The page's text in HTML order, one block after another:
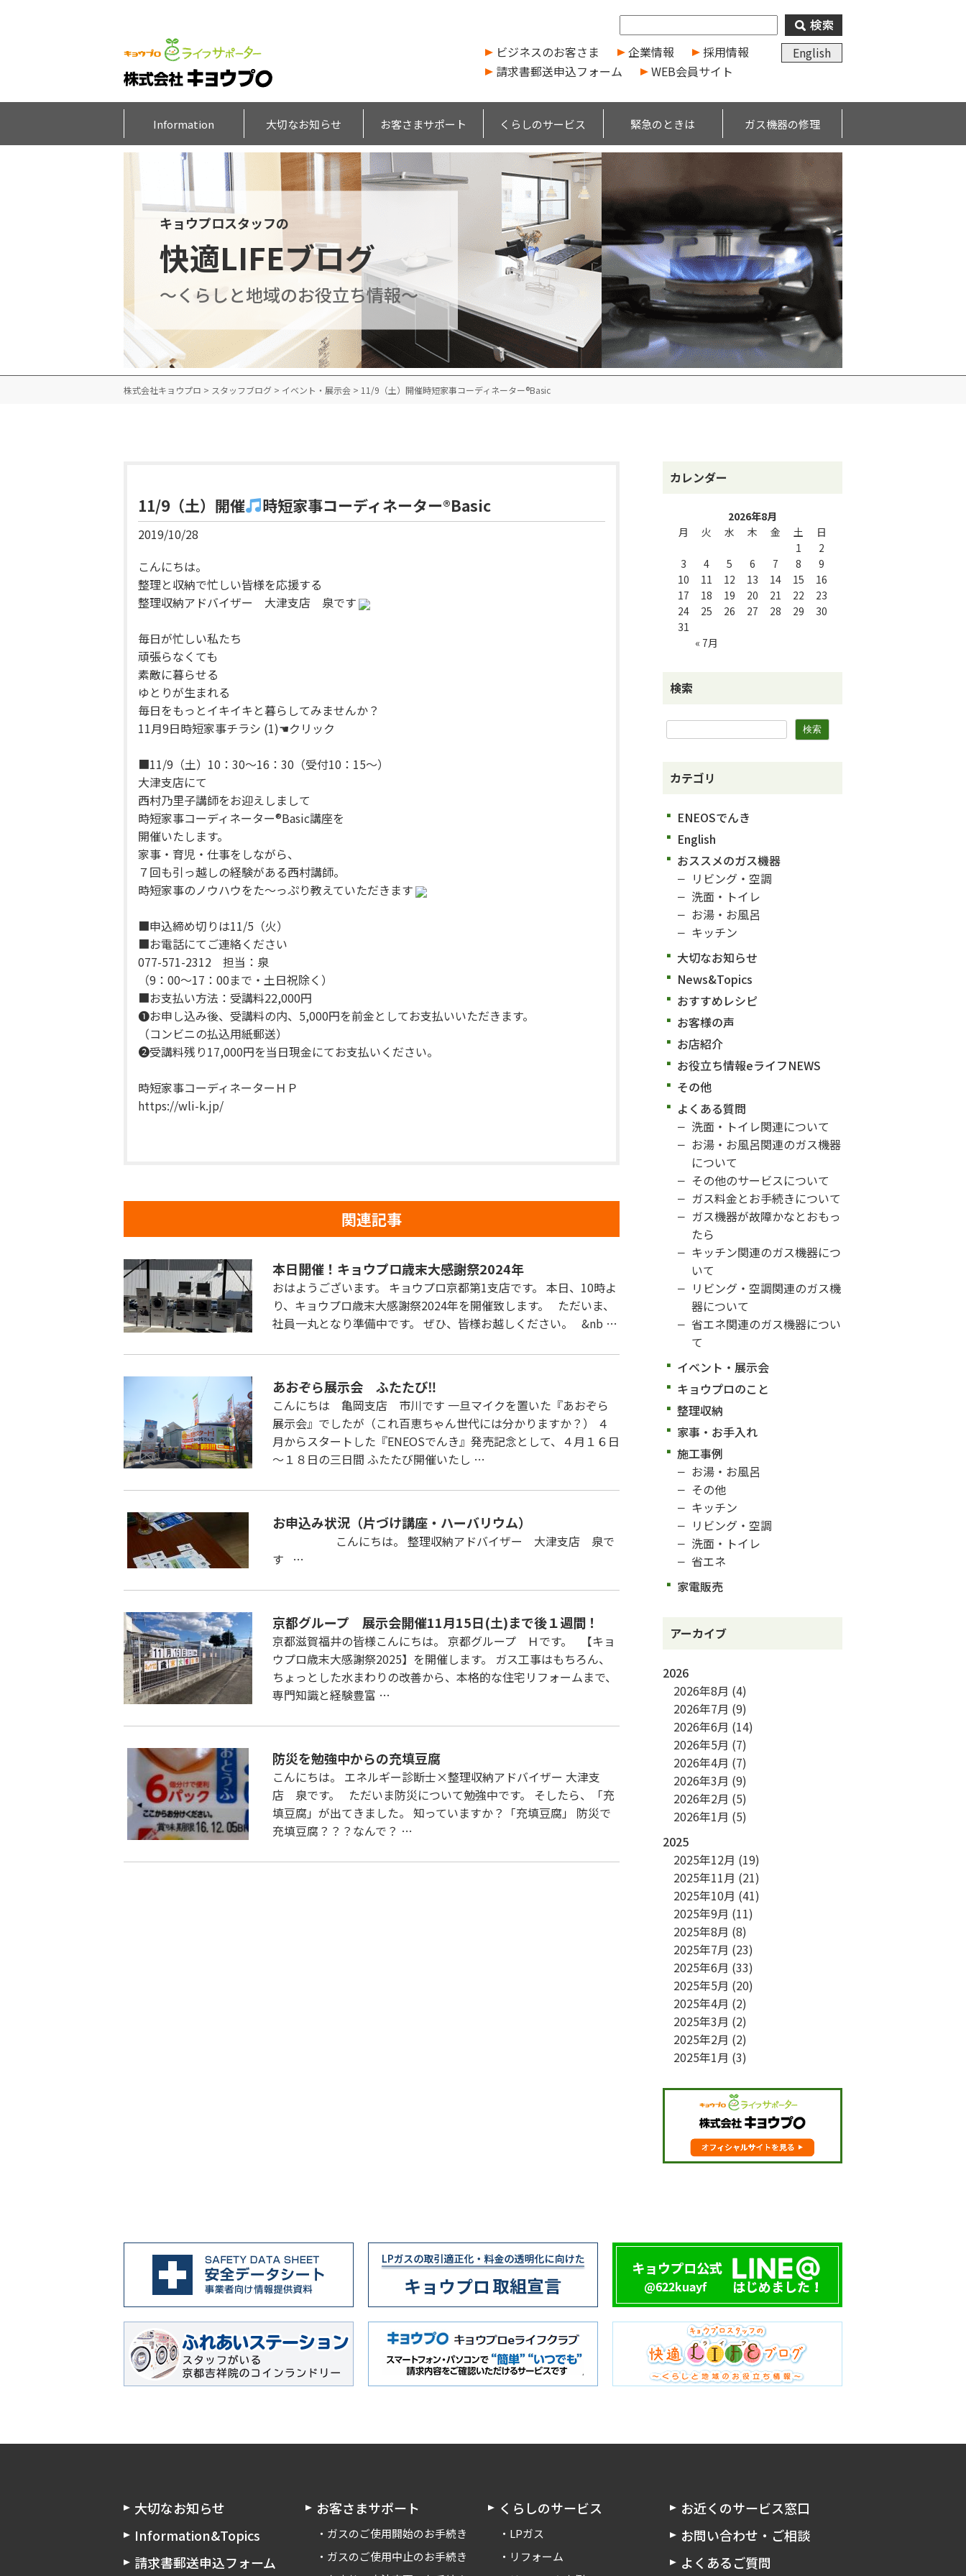
ビジネスのお客さま 企業情報 採用情報
English
請求書郵送申込フォーム
WEB会員サイト
Information 大切なお知らせ お客さまサポート くらしのサービス 緊急のときは ガス機器の修理
キョウプロスタッフの
快適LIFEブログ
～くらしと地域のお役立ち情報～
株式会社キョウプロ > スタッフブログ > イベント・展示会 > 11/9（土）開催時短家事コーディネーター®Basic
11/9（土）開催 時短家事コーディネーター®Basic
2019/10/28
こんにちは。
整理と収納で忙しい皆様を応援する
整理収納アドバイザー 大津支店 泉です
毎日が忙しい私たち
頑張らなくても
素敵に暮らせる
ゆとりが生まれる
毎日をもっとイキイキと暮らしてみませんか？
11月9日時短家事チラシ (1)☚クリック
■11/9（土）10：30～16：30（受付10：15～）
大津支店にて
西村乃里子講師をお迎えしまして
時短家事コーディネーター®Basic講座を
開催いたします。
家事・育児・仕事をしながら、
７回も引っ越しの経験がある西村講師。
時短家事のノウハウをた～っぷり教えていただきます
■申込締め切りは11/5（火）
■お電話にてご連絡ください
077-571-2312 担当：泉
（9：00～17：00まで・土日祝除く）
■お支払い方法：受講料22,000円
❶お申し込み後、受講料の内、5,000円を前金としてお支払いいただきます。
（コンビニの払込用紙郵送）
❷受講料残り17,000円を当日現金にてお支払いください。
時短家事コーディネーターＨＰ
https://wli-k.jp/
関連記事
本日開催！キョウプロ歳末大感謝祭2024年
おはようございます。 キョウプロ京都第1支店です。 本日、10時よ
り、キョウプロ歳末大感謝祭2024年を開催致します。 ただいま、
社員一丸となり準備中です。 ぜひ、皆様お越しください。 &nb …
あおぞら展示会 ふたたび‼
こんにちは 亀岡支店 市川です 一旦マイクを置いた『あおぞら
展示会』でしたが（これ百恵ちゃん世代には分かりますか？） ４
月からスタートした『ENEOSでんき』発売記念として、４月１６日
～１８日の三日間 ふたたび開催いたし …
お申込み状況（片づけ講座・ハーバリウム）
こんにちは。 整理収納アドバイザー 大津支店 泉で
す …
京都グループ 展示会開催11月15日(土)まで後１週間！
京都滋賀福井の皆様こんにちは。 京都グループ Ｈです。 【キョ
ウプロ歳末大感謝祭2025】を開催します。 ガス工事はもちろん、
ちょっとした水まわりの改善から、本格的な住宅リフォームまで、
専門知識と経験豊富 …
防災を勉強中からの充填豆腐
こんにちは。 エネルギー診断士×整理収納アドバイザー 大津支
店 泉です。 ただいま防災について勉強中です。 そしたら、「充
填豆腐」が出てきました。 知っていますか？「充填豆腐」 防災で
充填豆腐？？？なんで？ …
カレンダー
2026年8月
月
火 水 木 金 土 日
« 7月
1
2
3
4 5 6 7 8
9
10
11 12 13 14 15
16
17
18 19 20 21 22
23
24
25 26 27 28 29
30
31
検索
カテゴリ
ENEOSでんき
English
おススメのガス機器
リビング・空調
洗面・トイレ
お湯・お風呂
キッチン
大切なお知らせ
News&Topics
おすすめレシピ
お客様の声
お店紹介
お役立ち情報eライフNEWS
その他
よくある質問
洗面・トイレ関連について
お湯・お風呂関連のガス機器
について
その他のサービスについて
ガス料金とお手続きについて
ガス機器が故障かなとおもっ
たら
キッチン関連のガス機器につ
いて
リビング・空調関連のガス機
器について
省エネ関連のガス機器につい
て
イベント・展示会
キョウプロのこと
整理収納
家事・お手入れ
施工事例
お湯・お風呂
その他
キッチン
リビング・空調
洗面・トイレ
省エネ
家電販売
アーカイブ
2026
2026年8月 (4)
2026年7月 (9)
2026年6月 (14)
2026年5月 (7)
2026年4月 (7)
2026年3月 (9)
2026年2月 (5)
2026年1月 (5)
2025
2025年12月 (19)
2025年11月 (21)
2025年10月 (41)
2025年9月 (11)
2025年8月 (8)
2025年7月 (23)
2025年6月 (33)
2025年5月 (20)
2025年4月 (2)
2025年3月 (2)
2025年2月 (2)
2025年1月 (3)
大切なお知らせ
Information&Topics
請求書郵送申込フォーム
お客さまサポート
ガスのご使用開始のお手続き
ガスのご使用中止のお手続き
くらしのサービス
LPガス
リフォーム
お近くのサービス窓口
お問い合わせ・ご相談
よくあるご質問